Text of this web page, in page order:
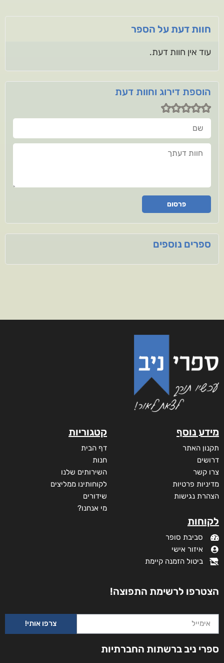
חוות דעת על הספר
עוד אין חוות דעת.
הוספת דירוג וחוות דעת
שם
חוות דעתך
פרסום
ספרים נוספים
מידע נוסף
תקנון האתר
דרושים
צרו קשר
מדיניות פרטיות
הצהרת נגישות
לקוחות
סביבת סופר
איזור אישי
ביטול הזמנה קיימת
קטגוריות
דף הבית
חנות
השירותים שלנו
לקוחותינו ממליצים
שידורים
מי אנחנו?
הצטרפו לרשימת התפוצה!
צרפו אותי!
ספרי ניב ברשתות החברתיות